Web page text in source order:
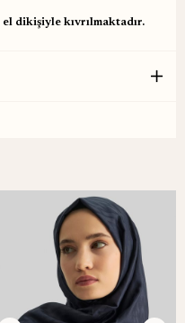
dikişiyle kıvrılmaktadır.